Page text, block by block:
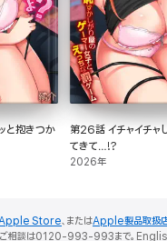
と抱きつか
第26話 イチャイチャ
てきて…!?
2026年
Apple Store、またはApple製品取扱
、ご相談は0120-993-993まで。